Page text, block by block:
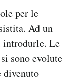
per le
Ad un
introdurle. Le
sono evolute
divenuto